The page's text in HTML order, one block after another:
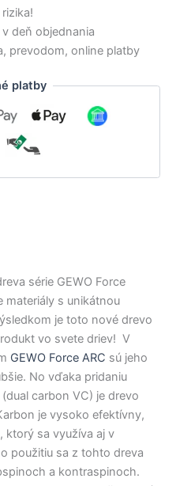
deň objednania
prevodom, online platby
platby
série GEWO Force
materiály s unikátnou
je toto nové drevo
vo svete driev! V
GEWO Force ARC sú jeho
No vďaka pridaniu
carbon VC) je drevo
je vysoko efektívny,
ktorý sa využíva aj v
použitiu sa z tohto dreva
a kontraspinoch.